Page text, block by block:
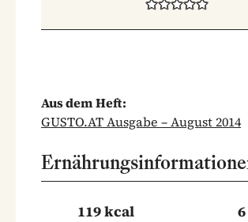
Aus dem Heft:
GUSTO.AT Ausgabe – August 2014
119 kcal